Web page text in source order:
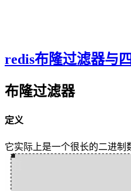
redis布隆过滤器与
布隆过滤器
定义
它实际上是一个很长的二进制